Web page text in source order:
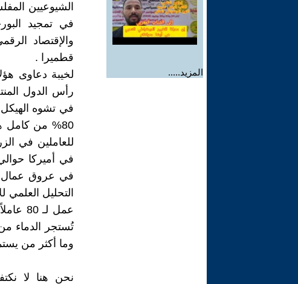
المزيد.....
الشيوعيين
في تمجيد
والإقتصاد
قطميرا .
لخيبة دعاوى
رأس الدول
في تشوه
للعاملين في
في عروق عمال
عمل
تُستجر الدماء
وما أكثر من
نحن هنا لا